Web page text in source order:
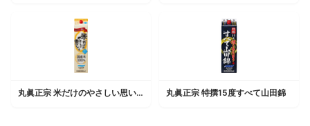
丸眞正宗 米だけのやさしい思いやり 丸眞正宗 特撰15度すべて山田錦